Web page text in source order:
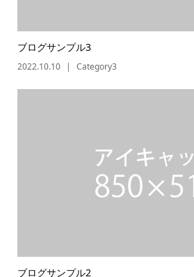
ブログサンプル3
2022.10.10 Category3
ブログサンプル2